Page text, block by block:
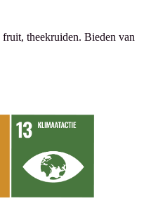
theekruiden. Bieden van